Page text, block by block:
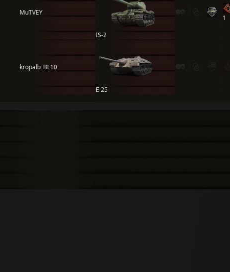
MuTVEY
IS-2
1
kropalb_BL10
E 25